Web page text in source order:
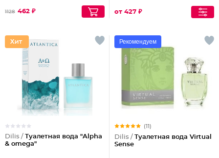
1128 462 ₽ от 427 ₽
Dilis / Туалетная вода "Alpha
& omega"
Рекомендуем
(11)
Dilis / Туалетная вода Virtual
Sense